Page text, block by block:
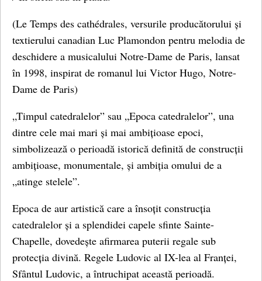
(Le Temps des cathédrales, versurile producătorului și
textierului canadian Luc Plamondon pentru melodia de
deschidere a musicalului Notre-Dame de Paris, lansat
în 1998, inspirat de romanul lui Victor Hugo, Notre-
Dame de Paris)
„Timpul catedralelor” sau „Epoca catedralelor”, una
dintre cele mai mari și mai ambițioase epoci,
simbolizează o perioadă istorică definită de construcții
ambițioase, monumentale, și ambiția omului de a
„atinge stelele”.
Epoca de aur artistică care a însoțit construcția
catedralelor și a splendidei capele sfinte Sainte-
Chapelle, dovedește afirmarea puterii regale sub
protecția divină. Regele Ludovic al IX-lea al Franței,
Sfântul Ludovic, a întruchipat această perioadă.